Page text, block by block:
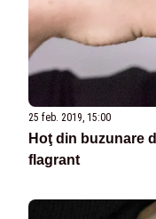
25 feb. 2019, 15:00
Hoţ din buzunare
flagrant